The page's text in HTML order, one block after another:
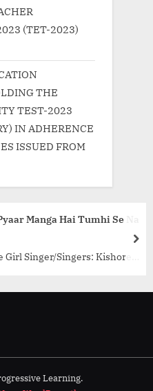
(TET-2023)
THE
TEST-2023
IN ADHERENCE
ISSUED FROM
Pyaar Manga Hai Tumhi Se Na
Singer/Singers: Kishore
Actresses: Sachin...<p
uncategorized/pyaar-
reader-text"> “प्यार
Manga Hai Tumhi Se Na Inkar
Learning.